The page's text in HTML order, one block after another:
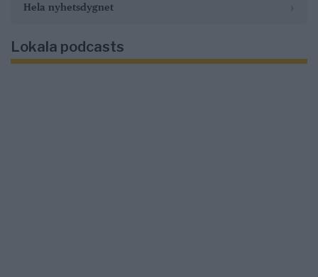
Hela nyhetsdygnet
Lokala podcasts